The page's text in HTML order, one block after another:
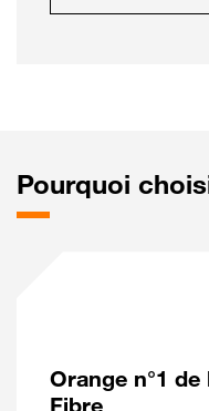
Pourquoi
Orange n°1